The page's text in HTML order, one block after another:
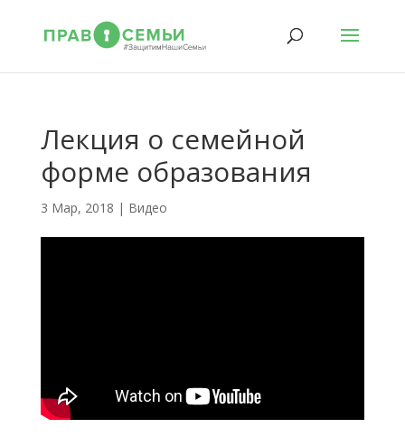
Лекция о семейной
форме образования
3 Мар, 2018 | Видео